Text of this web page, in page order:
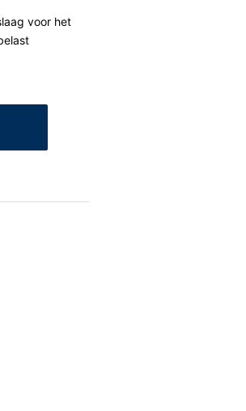
voor het
verstrekking van informatie over de